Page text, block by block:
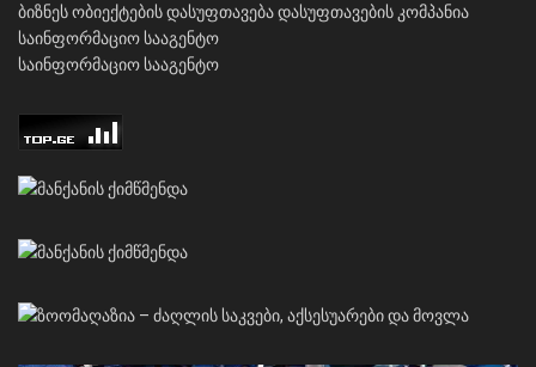
ბიზნეს ობიექტების დასუფთავებადასუფთავების კომპანია
საინფორმაციო სააგენტო
საინფორმაციო სააგენტო